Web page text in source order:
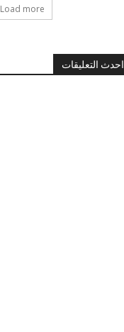
Load more
احدث التعليقات